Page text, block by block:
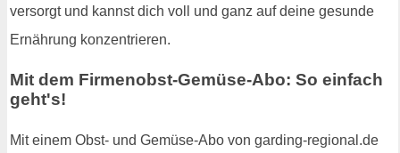
versorgt und kannst dich voll und ganz auf deine gesunde
Ernährung konzentrieren.
Mit dem Firmenobst-Gemüse-Abo: So einfach
geht's!
Mit einem Obst- und Gemüse-Abo von garding-regional.de